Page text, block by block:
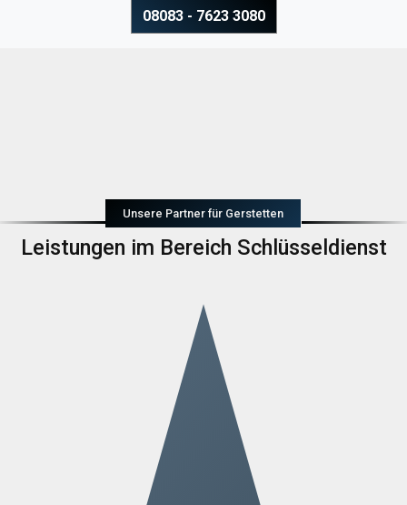
08083 - 7623 3080
Unsere Partner für Gerstetten
Leistungen im Bereich Schlüsseldienst